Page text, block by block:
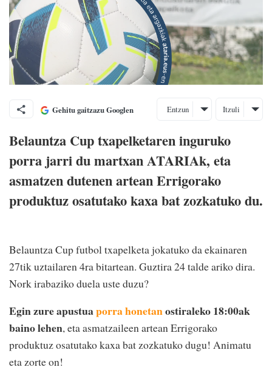
Gehitu gaitzazu Googlen Entzun Itzuli
Belauntza Cup txapelketaren inguruko
porra jarri du martxan ATARIAk, eta
asmatzen dutenen artean Errigorako
produktuz osatutako kaxa bat zozkatuko du.
Belauntza Cup futbol txapelketa jokatuko da ekainaren
27tik uztailaren 4ra bitartean. Guztira 24 talde ariko dira.
Nork irabaziko duela uste duzu?
Egin zure apustuaporra honetanostiraleko 18:00ak
baino lehen, eta asmatzaileen artean Errigorako
produktuz osatutako kaxa bat zozkatuko dugu! Animatu
eta zorte on!